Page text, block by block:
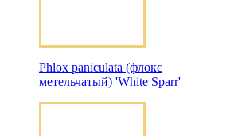
Phlox paniculata (флокс
метельчатый) 'White Sparr'